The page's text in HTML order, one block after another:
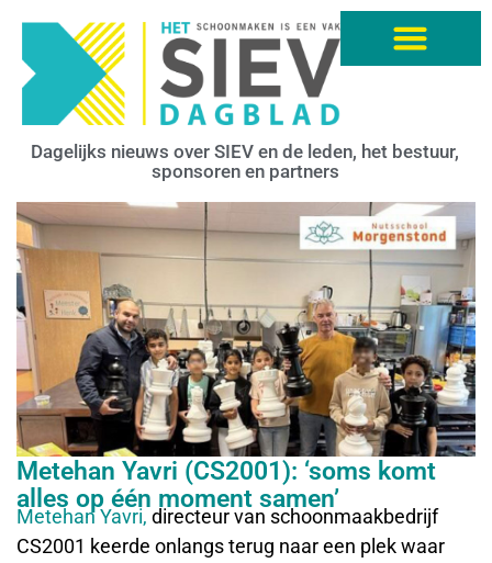
Dagelijks nieuws over SIEV en de leden, het bestuur,
sponsoren en partners
Metehan Yavri (CS2001): ‘soms komt
alles op één moment samen’
Metehan Yavri, directeur van schoonmaakbedrijf
CS2001 keerde onlangs terug naar een plek waar